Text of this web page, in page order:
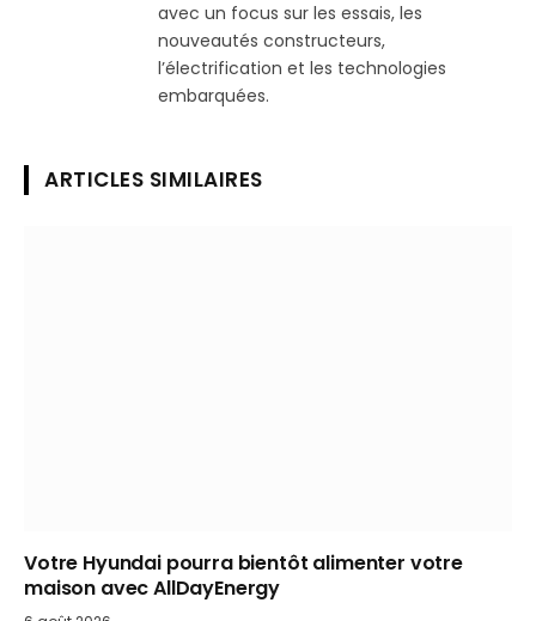
avec un focus sur les essais, les
nouveautés constructeurs,
l’électrification et les technologies
embarquées.
ARTICLES SIMILAIRES
Votre Hyundai pourra bientôt alimenter votre
maison avec AllDayEnergy